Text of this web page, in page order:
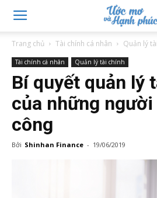
Trang chủ Tài chính cá nhân Quản lý
Tài chính cá nhân Quản lý tài chính
Bí quyết quản lý
của những
công
Bởi Shinhan Finance - 19/06/2019